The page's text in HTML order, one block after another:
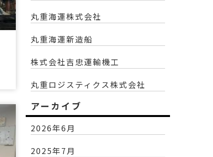
丸重海運株式会社
丸重海運新造船
株式会社吉忠運輸機工
丸重ロジスティクス株式会社
アーカイブ
2026年6月
2025年7月